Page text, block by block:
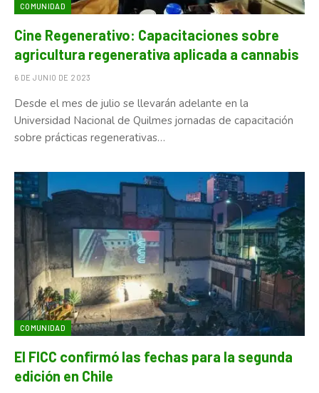
COMUNIDAD
Cine Regenerativo: Capacitaciones sobre
agricultura regenerativa aplicada a cannabis
6 DE JUNIO DE 2023
Desde el mes de julio se llevarán adelante en la
Universidad Nacional de Quilmes jornadas de capacitación
sobre prácticas regenerativas…
COMUNIDAD
El FICC confirmó las fechas para la segunda
edición en Chile